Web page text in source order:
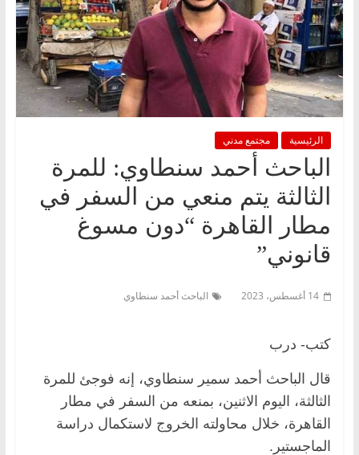
الرئيسية مجتمع مدني
الباحث أحمد سنطاوي: للمرة
الثالثة يتم منعي من السفر في
مطار القاهرة “دون مسوغ
قانوني”
14 أغسطس، 2023 الباحث أحمد سنطاوي
كتب- درب
قال الباحث أحمد سمير سنطاوي، إنه فوجئ للمرة
الثالثة، اليوم الاثنين، بمنعه من السفر في مطار
القاهرة، خلال محاولته الخروج لاستكمال دراسة
الماجستير.